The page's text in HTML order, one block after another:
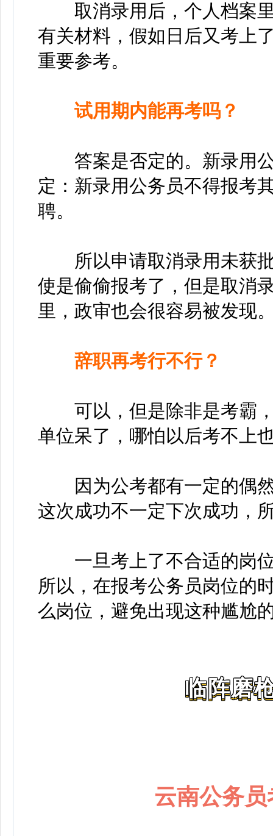
取消录用后，个人档案里
有关材料，假如日后又考上
重要参考。
试用期内能再考吗？
答案是否定的。新录用公
定：新录用公务员不得报考
聘。
所以申请取消录用未获批
使是偷偷报考了，但是取消
里，政审也会很容易被发现
辞职再考行不行？
可以，但是除非是考霸，
单位呆了，哪怕以后考不上
因为公考都有一定的偶然
这次成功不一定下次成功，
一旦考上了不合适的岗位
所以，在报考公务员岗位的
么岗位，避免出现这种尴尬
临阵磨
云南公务